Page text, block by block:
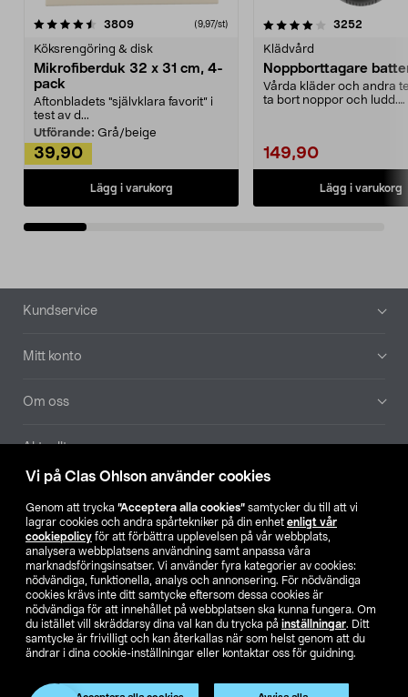
Vi på Clas Ohlson använder cookies
Genom att trycka ”Acceptera alla cookies” samtycker du till att vi
lagrar cookies och andra spårtekniker på din enhet enligt vår
cookiepolicy för att förbättra upplevelsen på vår webbplats,
analysera webbplatsens användning samt anpassa våra
marknadsföringsinsatser. Vi använder fyra kategorier av cookies:
nödvändiga, funktionella, analys och annonsering. För nödvändiga
cookies krävs inte ditt samtycke eftersom dessa cookies är
nödvändiga för att innehållet på webbplatsen ska kunna fungera. Om
du istället vill skräddarsy dina val kan du trycka på inställningar. Ditt
samtycke är frivilligt och kan återkallas när som helst genom att du
ändrar i dina cookie-inställningar eller kontaktar oss för guidning.
3809recensioner (9,97/st)
Köksrengöring & disk
Mikrofiberduk 32 x 31 cm, 4-
pack
Aftonbladets "självklara favorit” i
test av d...
Utförande: Grå/beige
39,90
Lägg i varukorg
4.0av 5 stjärnor 3252
Klädvård
Noppborttagare
Vårda kläder och andra
ta bort noppor och ludd.
149,90
Lägg i varukorg
4.5av 5 stjärnor
Sidfot
Kundservice
Mitt konto
Om oss
Aktuellt
Hitta butik
SE NO FI